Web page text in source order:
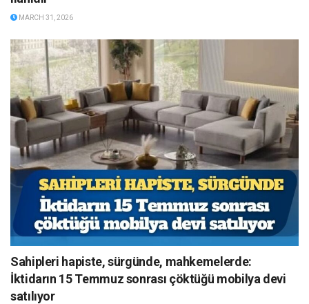
MARCH 31, 2026
Sahipleri hapiste, sürgünde, mahkemelerde:
İktidarın 15 Temmuz sonrası çöktüğü mobilya devi
satılıyor